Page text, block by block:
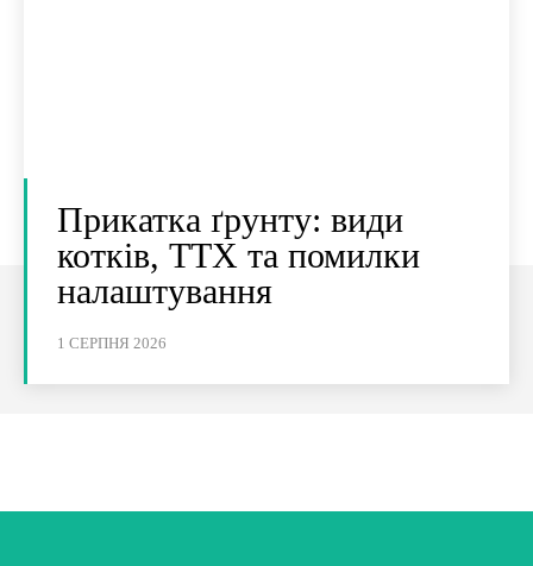
Прикатка ґрунту: види
котків, ТТХ та помилки
налаштування
1 СЕРПНЯ 2026